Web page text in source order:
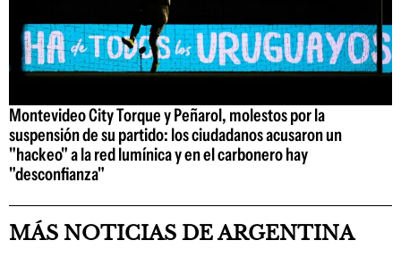
Montevideo City Torque y Peñarol, molestos por la
suspensión de su partido: los ciudadanos acusaron un
"hackeo" a la red lumínica y en el carbonero hay
"desconfianza"
MÁS NOTICIAS DE ARGENTINA